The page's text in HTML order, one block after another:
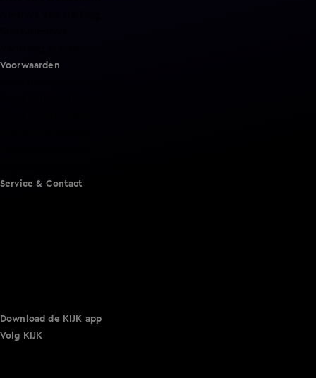
Voorwaarden
Service & Contact
Download de KIJK app
Volg KIJK